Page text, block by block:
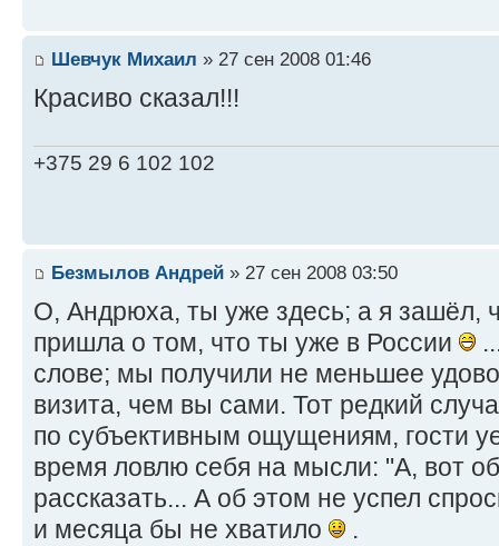
Шевчук Михаил » 27 сен 2008 01:46
Красиво сказал!!!
+375 29 6 102 102
Безмылов Андрей » 27 сен 2008 03:50
О, Андрюха, ты уже здесь; а я зашёл,
пришла о том, что ты уже в России
слове; мы получили не меньшее
визита, чем вы сами. Тот редкий
по субъективным ощущениям, гости
время ловлю себя на мысли: "А, вот
рассказать... А об этом не успел
и месяца бы не хватило
.